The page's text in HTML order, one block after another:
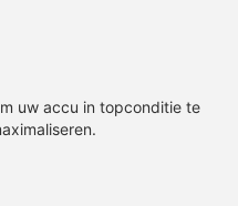
uw accu in topconditie te